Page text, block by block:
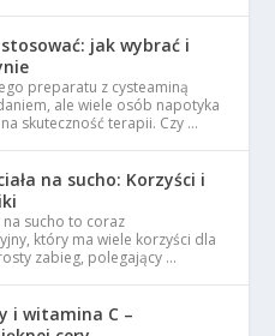
jak wybrać i
preparatu z cysteaminą
ale wiele osób napotyka
skuteczność terapii. Czy …
na sucho: Korzyści i
na sucho to coraz
który ma wiele korzyści dla
zabieg, polegający …
i witamina C –